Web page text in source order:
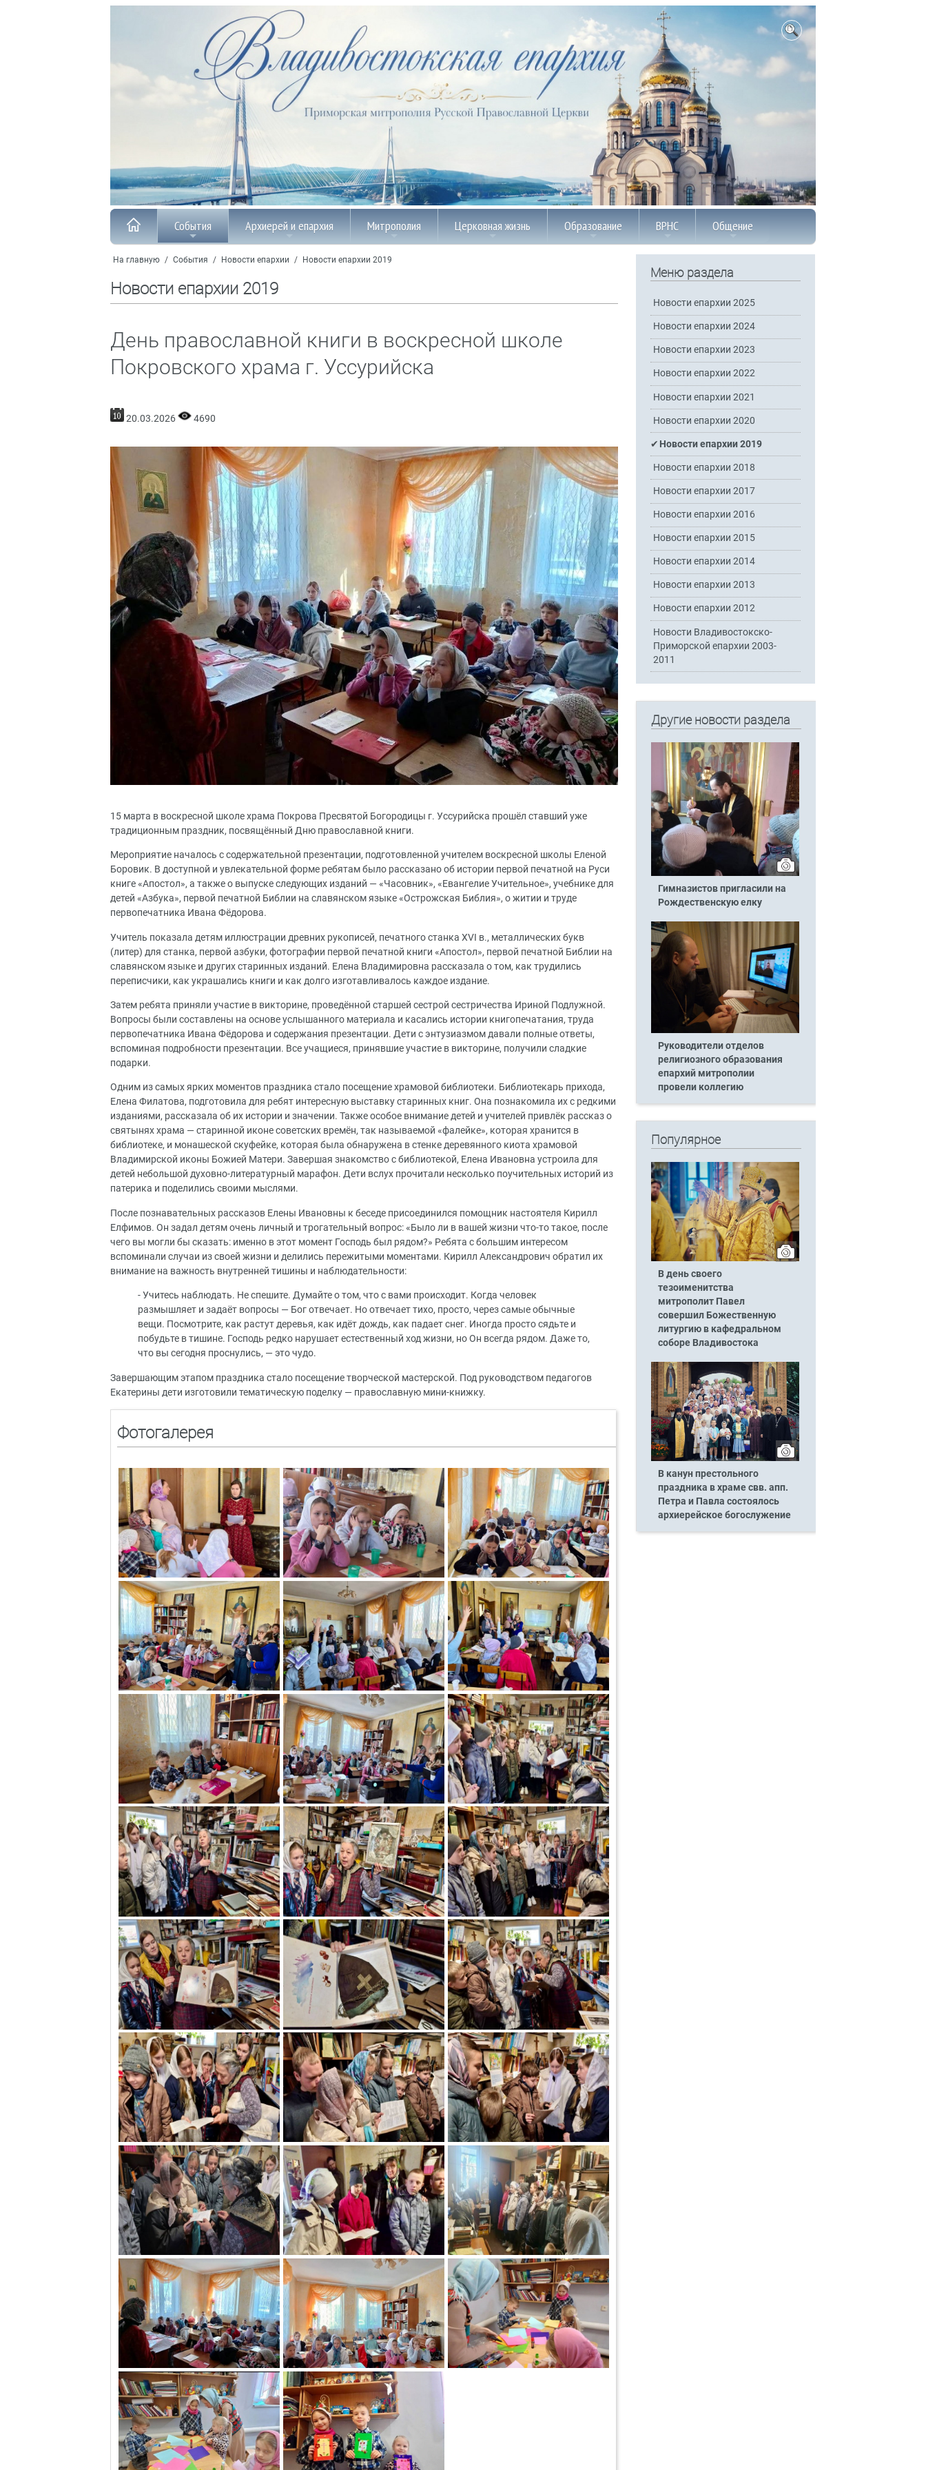
События Архиерей и епархия Митрополия Церковная жизнь Образование ВРНС Общение
На главную / События / Новости епархии / Новости епархии 2019
Новости епархии 2019
День православной книги в воскресной школе
Покровского храма г. Уссурийска
20.03.2026 4690
15 марта в воскресной школе храма Покрова Пресвятой Богородицы г. Уссурийска прошёл ставший уже
традиционным праздник, посвящённый Дню православной книги.
Мероприятие началось с содержательной презентации, подготовленной учителем воскресной школы Еленой
Боровик. В доступной и увлекательной форме ребятам было рассказано об истории первой печатной на Руси
книге «Апостол», а также о выпуске следующих изданий — «Часовник», «Евангелие Учительное», учебнике для
детей «Азбука», первой печатной Библии на славянском языке «Острожская Библия», о житии и труде
первопечатника Ивана Фёдорова.
Учитель показала детям иллюстрации древних рукописей, печатного станка ХVI в., металлических букв
(литер) для станка, первой азбуки, фотографии первой печатной книги «Апостол», первой печатной Библии на
славянском языке и других старинных изданий. Елена Владимировна рассказала о том, как трудились
переписчики, как украшались книги и как долго изготавливалось каждое издание.
Затем ребята приняли участие в викторине, проведённой старшей сестрой сестричества Ириной Подлужной.
Вопросы были составлены на основе услышанного материала и касались истории книгопечатания, труда
первопечатника Ивана Фёдорова и содержания презентации. Дети с энтузиазмом давали полные ответы,
вспоминая подробности презентации. Все учащиеся, принявшие участие в викторине, получили сладкие
подарки.
Одним из самых ярких моментов праздника стало посещение храмовой библиотеки. Библиотекарь прихода,
Елена Филатова, подготовила для ребят интересную выставку старинных книг. Она познакомила их с редкими
изданиями, рассказала об их истории и значении. Также особое внимание детей и учителей привлёк рассказ о
святынях храма — старинной иконе советских времён, так называемой «фалейке», которая хранится в
библиотеке, и монашеской скуфейке, которая была обнаружена в стенке деревянного киота храмовой
Владимирской иконы Божией Матери. Завершая знакомство с библиотекой, Елена Ивановна устроила для
детей небольшой духовно-литературный марафон. Дети вслух прочитали несколько поучительных историй из
патерика и поделились своими мыслями.
После познавательных рассказов Елены Ивановны к беседе присоединился помощник настоятеля Кирилл
Елфимов. Он задал детям очень личный и трогательный вопрос: «Было ли в вашей жизни что-то такое, после
чего вы могли бы сказать: именно в этот момент Господь был рядом?» Ребята с большим интересом
вспоминали случаи из своей жизни и делились пережитыми моментами. Кирилл Александрович обратил их
внимание на важность внутренней тишины и наблюдательности:
- Учитесь наблюдать. Не спешите. Думайте о том, что с вами происходит. Когда человек
размышляет и задаёт вопросы — Бог отвечает. Но отвечает тихо, просто, через самые обычные
вещи. Посмотрите, как растут деревья, как идёт дождь, как падает снег. Иногда просто сядьте и
побудьте в тишине. Господь редко нарушает естественный ход жизни, но Он всегда рядом. Даже то,
что вы сегодня проснулись, — это чудо.
Завершающим этапом праздника стало посещение творческой мастерской. Под руководством педагогов
Екатерины дети изготовили тематическую поделку — православную мини-книжку.
Фотогалерея
Меню раздела
Новости епархии 2025
Новости епархии 2024
Новости епархии 2023
Новости епархии 2022
Новости епархии 2021
Новости епархии 2020
Новости епархии 2019
Новости епархии 2018
Новости епархии 2017
Новости епархии 2016
Новости епархии 2015
Новости епархии 2014
Новости епархии 2013
Новости епархии 2012
Новости Владивостокско-
Приморской епархии 2003-
2011
Другие новости раздела
Гимназистов пригласили на
Рождественскую елку
Руководители отделов
религиозного образования
епархий митрополии
провели коллегию
Популярное
В день своего
тезоименитства
митрополит Павел
совершил Божественную
литургию в кафедральном
соборе Владивостока
В канун престольного
праздника в храме свв. апп.
Петра и Павла состоялось
архиерейское богослужение